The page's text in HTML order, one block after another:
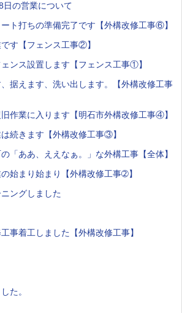
日の営業について
ト打ちの準備完了です【外構改修工事⑥】
す【フェンス工事②】
ンス設置します【フェンス工事①】
据えます、洗い出します。【外構改修工事
作業に入ります【明石市外構改修工事④】
続きます【外構改修工事③】
「ああ、ええなぁ。」な外構工事【全体】
始まり始まり【外構改修工事➁】
ングしました
事着工しました【外構改修工事】
た。